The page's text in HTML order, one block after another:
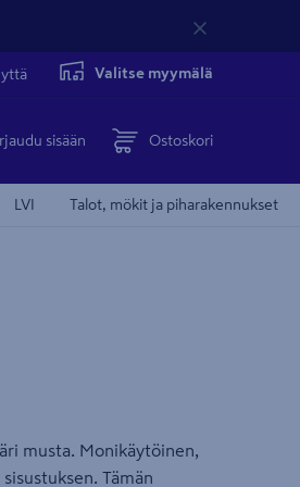
Valitse myymälä
sisään Ostoskori
LVI Talot, mökit ja piharakennukset
musta. Monikäytöinen,
Tämän